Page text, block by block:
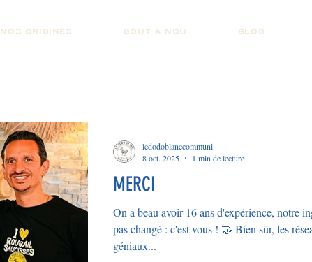
NOS ORIGINES GOUT A NOU BLOG
MERCI
On a beau avoir 16 ans d'expérience, notre
pas changé : c'est vous ! 🤝 Bien sûr, les
géniaux...
ledodoblanccommuni
8 oct. 2025
1 min de lecture